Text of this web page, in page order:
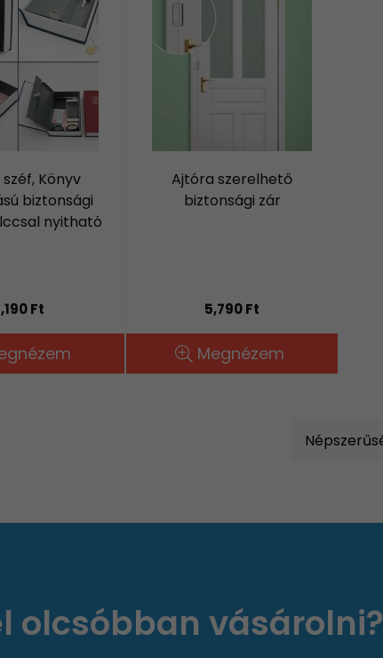
Könyv
biztonsági
nyitható
Ft
Ajtóra szerelhető
biztonsági zár
5,790 Ft
Megnézem
olcsóbban vásárolni?